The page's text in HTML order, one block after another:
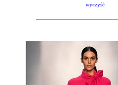
wyczyść